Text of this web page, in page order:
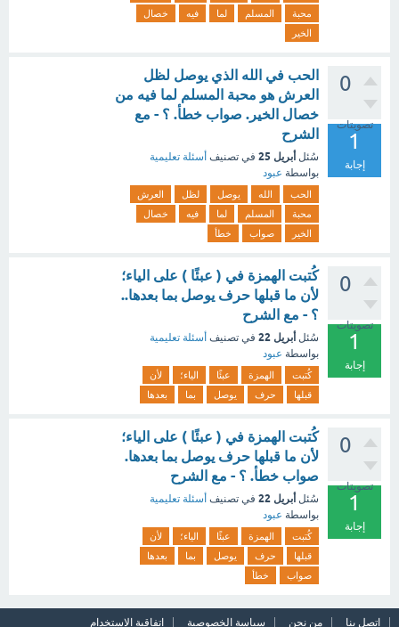
محبة
المسلم لما فيه
خصال
الخير
0
تصويتات
1
إجابة
الحب في الله الذي يوصل لظل
العرش هو محبة المسلم لما فيه من
خصال الخير. صواب خطأ. ؟ - مع
الشرح
سُئل أبريل 25 في تصنيف أسئلة تعليمية
بواسطة عبود
الحب الله يوصل لظل
العرش
محبة
المسلم لما فيه
خصال
الخير
صواب خطأ
0
تصويتات
1
إجابة
كُتبت الهمزة في ( عبئًا ) على الياء؛
لأن ما قبلها حرف يوصل بما بعدها..
؟ - مع الشرح
سُئل أبريل 22 في تصنيف أسئلة تعليمية
بواسطة عبود
كُتبت الهمزة عبئًا الياء؛
لأن
قبلها
حرف يوصل بما بعدها
0
تصويتات
1
إجابة
كُتبت الهمزة في ( عبئًا ) على الياء؛
لأن ما قبلها حرف يوصل بما بعدها.
صواب خطأ. ؟ - مع الشرح
سُئل أبريل 22 في تصنيف أسئلة تعليمية
بواسطة عبود
كُتبت الهمزة عبئًا الياء؛
لأن
قبلها
حرف يوصل بما
بعدها
صواب
خطأ
اتصل بنا من نحن سياسة الخصوصية اتفاقية الاستخدام